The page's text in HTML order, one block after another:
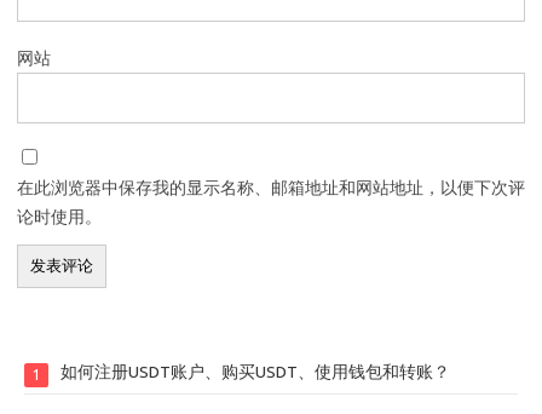
网站
在此浏览器中保存我的显示名称、邮箱地址和网站地址，以便下次评
论时使用。
1 如何注册USDT账户、购买USDT、使用钱包和转账？